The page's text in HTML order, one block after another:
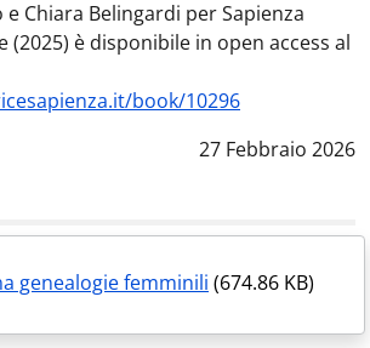
Chiara Belingardi per Sapienza
(2025) è disponibile in open access al
book/10296
Data notizia:
27 Febbraio 2026
genealogie femminili (674.86 KB)